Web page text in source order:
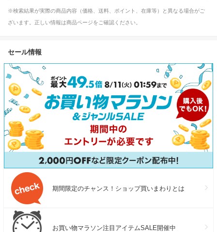
※検索結果が実際の商品内容（価格、送料、ポイント、在庫等）と異なる場合がご
ざいます。正しい情報は商品ページをご確認ください。
セール情報
期間限定のチャンス！ショップ買いまわりとは
お買い物マラソン注目アイテムSALE開催中